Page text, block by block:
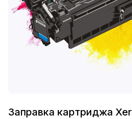
Заправка картриджа